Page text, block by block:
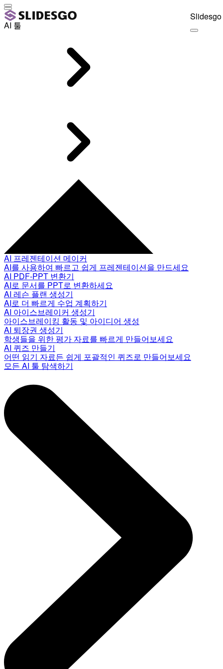
AI 툴
AI 프레젠테이션 메이커
AI를 사용하여 빠르고 쉽게 프레젠테이션을 만드세요
AI PDF-PPT 변환기
AI로 문서를 PPT로 변환하세요
AI 레슨 플랜 생성기
AI로 더 빠르게 수업 계획하기
AI 아이스브레이커 생성기
아이스브레이킹 활동 및 아이디어 생성
AI 퇴장권 생성기
학생들을 위한 평가 자료를 빠르게 만들어보세요
AI 퀴즈 만들기
어떤 읽기 자료든 쉽게 포괄적인 퀴즈로 만들어보세요
모든 AI 툴 탐색하기